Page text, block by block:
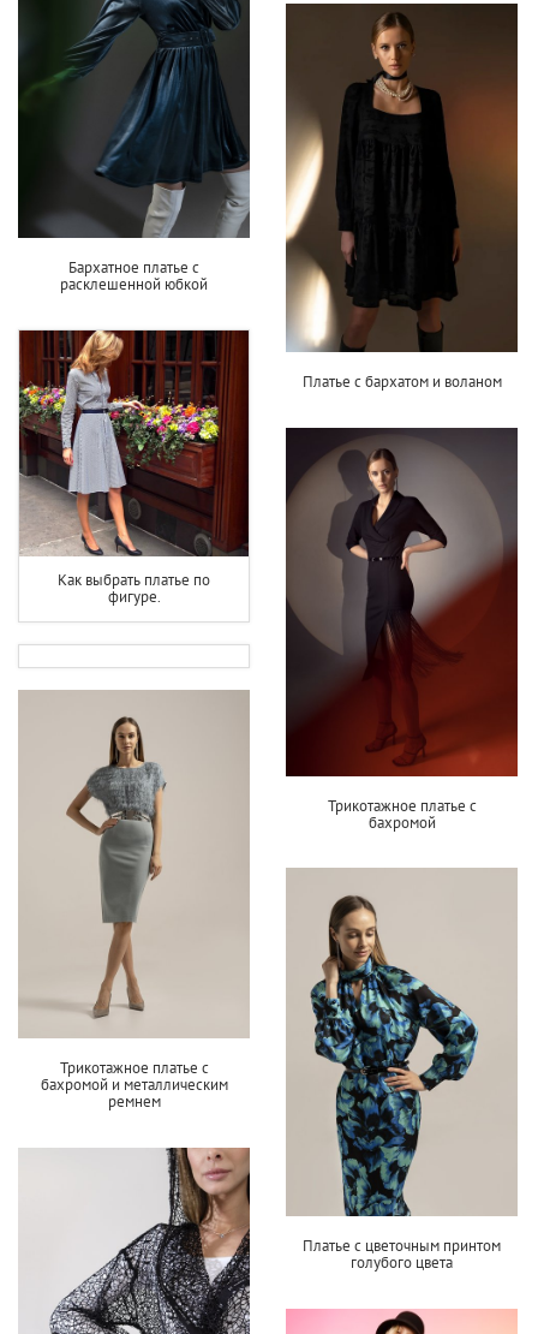
Бархатное платье с
расклешенной юбкой
Платье с бархатом и воланом
Как выбрать платье по
фигуре.
Трикотажное платье с
бахромой
Трикотажное платье с
бахромой и металлическим
ремнем
Платье с цветочным принтом
голубого цвета